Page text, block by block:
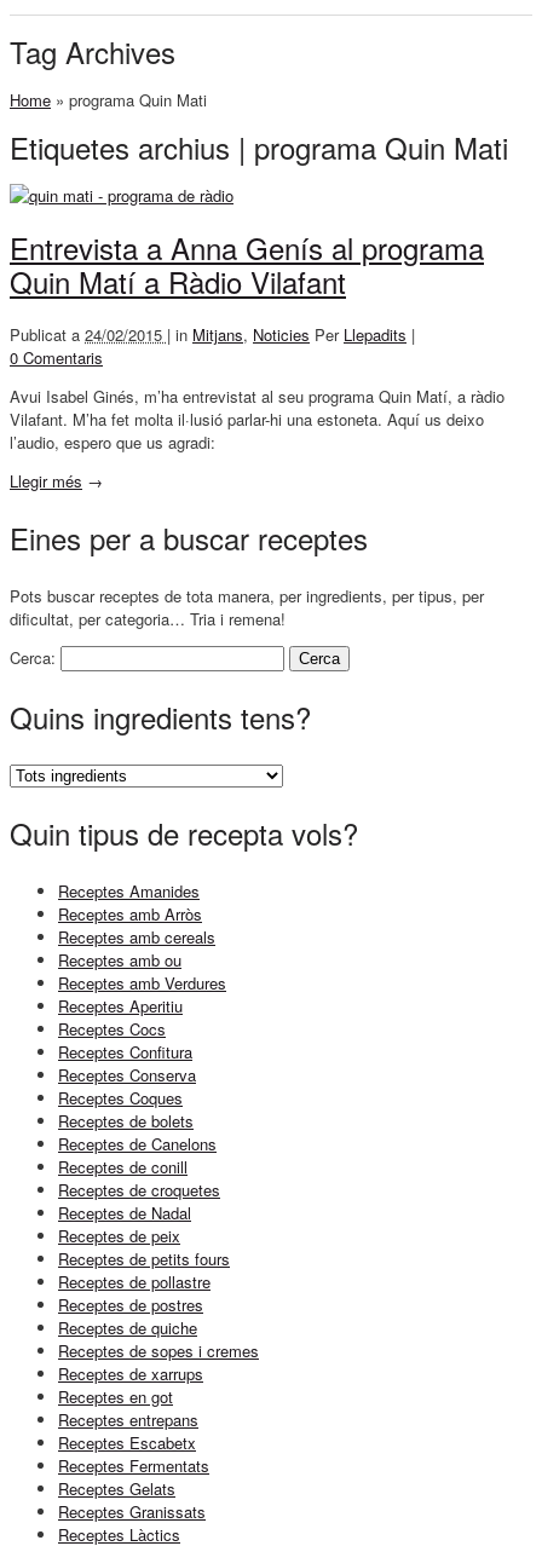
Tag Archives
Home » programa Quin Mati
Etiquetes archius | programa Quin Mati
Entrevista a Anna Genís al programa
Quin Matí a Ràdio Vilafant
Publicat a 24/02/2015 | in Mitjans, Noticies Per Llepadits |
0 Comentaris
Avui Isabel Ginés, m’ha entrevistat al seu programa Quin Matí, a ràdio
Vilafant. M’ha fet molta il·lusió parlar-hi una estoneta. Aquí us deixo
l’audio, espero que us agradi:
Llegir més →
Eines per a buscar receptes
Pots buscar receptes de tota manera, per ingredients, per tipus, per
dificultat, per categoria… Tria i remena!
Cerca:
Quins ingredients tens?
Quin tipus de recepta vols?
Receptes Amanides
Receptes amb Arròs
Receptes amb cereals
Receptes amb ou
Receptes amb Verdures
Receptes Aperitiu
Receptes Cocs
Receptes Confitura
Receptes Conserva
Receptes Coques
Receptes de bolets
Receptes de Canelons
Receptes de conill
Receptes de croquetes
Receptes de Nadal
Receptes de peix
Receptes de petits fours
Receptes de pollastre
Receptes de postres
Receptes de quiche
Receptes de sopes i cremes
Receptes de xarrups
Receptes en got
Receptes entrepans
Receptes Escabetx
Receptes Fermentats
Receptes Gelats
Receptes Granissats
Receptes Làctics